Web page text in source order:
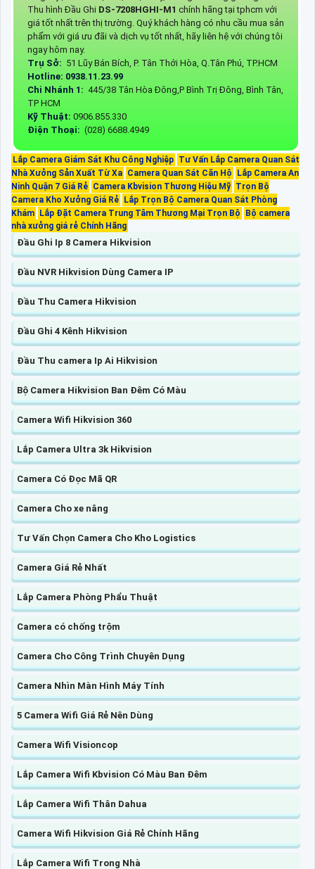
Thu hình Đầu Ghi DS-7208HGHI-M1 chính hãng tại tphcm với
giá tốt nhất trên thị trường. Quý khách hàng có nhu cầu mua sản
phẩm với giá ưu đãi và dịch vụ tốt nhất, hãy liên hệ với chúng tôi
ngay hôm nay.
Trụ Sở: 51 Lũy Bán Bích, P. Tân Thới Hòa, Q.Tân Phú, TP.HCM
Hotline: 0938.11.23.99
Chi Nhánh 1: 445/38 Tân Hòa Đông,P Bình Trị Đông, Bình Tân,
TP HCM
Kỹ Thuật: 0906.855.330
Điện Thoại: (028) 6688.4949
Lắp Camera Giám Sát Khu Công Nghiệp Tư Vấn Lắp Camera Quan Sát
Nhà Xưởng Sản Xuất Từ Xa Camera Quan Sát Căn Hộ
Lắp Camera An
Ninh Quận 7 Giá Rẻ Camera Kbvision Thương Hiệu Mỹ Trọn Bộ
Camera Kho Xưởng Giá Rẻ Lắp Trọn Bộ Camera Quan Sát Phòng
Khám Lắp Đặt Camera Trung Tâm Thương Mại Trọn Bộ
Bộ camera
nhà xưởng giá rẻ Chính Hãng
Đầu Ghi Ip 8 Camera Hikvision
Đầu NVR Hikvision Dùng Camera IP
Đầu Thu Camera Hikvision
Đầu Ghi 4 Kênh Hikvision
Đầu Thu camera Ip Ai Hikvision
Bộ Camera Hikvision Ban Đêm Có Màu
Camera Wifi Hikvision 360
Lắp Camera Ultra 3k Hikvision
Camera Có Đọc Mã QR
Camera Cho xe nâng
Tư Vấn Chọn Camera Cho Kho Logistics
Camera Giá Rẻ Nhất
Lắp Camera Phòng Phẩu Thuật
Camera có chống trộm
Camera Cho Công Trình Chuyên Dụng
Camera Nhìn Màn Hình Máy Tính
5 Camera Wifi Giá Rẻ Nên Dùng
Camera Wifi Visioncop
Lắp Camera Wifi Kbvision Có Màu Ban Đêm
Lắp Camera Wifi Thân Dahua
Camera Wifi Hikvision Giá Rẻ Chính Hãng
Lắp Camera Wifi Trong Nhà